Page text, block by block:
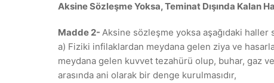
Aksine Sözleşme Yoksa, Teminat Dışında Kalan
Madde 2- Aksine sözleşme yoksa aşağıdaki haller
a) Fiziki infilaklardan meydana gelen ziya ve
meydana gelen kuvvet tezahürü olup, buhar, gaz
arasında ani olarak bir denge kurulmasıdır,